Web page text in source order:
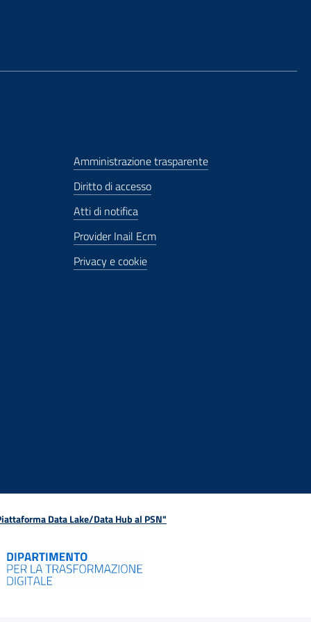
Amministrazione trasparente
Diritto di accesso
Atti di notifica
Provider Inail Ecm
Privacy e cookie
Data Lake/Data Hub al PSN"